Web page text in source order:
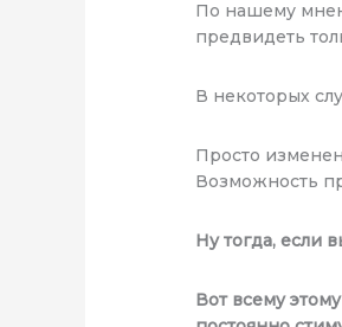
По нашему
предвидеть
В некоторых
Просто
Возможность
Ну тогда, если
Вот всему